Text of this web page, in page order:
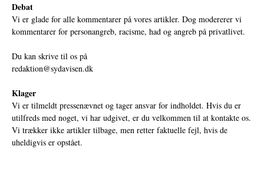
Debat
Vi er glade for alle kommentarer på vores artikler. Dog modererer vi
kommentarer for personangreb, racisme, had og angreb på privatlivet.
Du kan skrive til os på
redaktion@sydavisen.dk
Klager
Vi er tilmeldt pressenævnet og tager ansvar for indholdet. Hvis du er
utilfreds med noget, vi har udgivet, er du velkommen til at kontakte os.
Vi trækker ikke artikler tilbage, men retter faktuelle fejl, hvis de
uheldigvis er opstået.